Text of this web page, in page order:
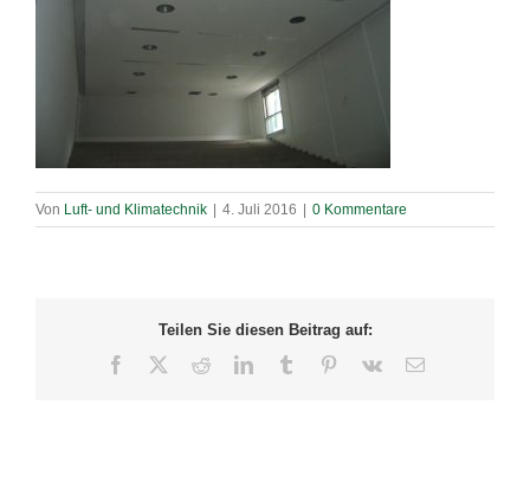
Von Luft- und Klimatechnik 4. Juli 2016 0 Kommentare
Teilen Sie diesen Beitrag auf:
Facebook RedditLinkedInTumblr Pinterest
Vk
E-